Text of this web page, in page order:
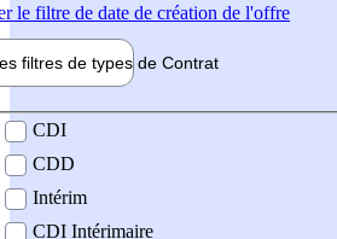
le filtre de date de création de l'offre
filtres de types de Contrat
contrat
CDI
CDD
Intérim
CDI Intérimaire